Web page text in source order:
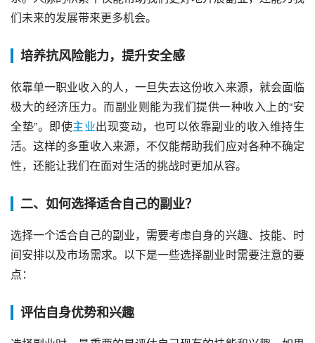
们未来的发展带来更多机会。
培养抗风险能力，提升安全感
依靠单一职业收入的人，一旦失去这份收入来源，就会面临
极大的经济压力。而副业则能为我们提供一种收入上的“安
全垫”。即使主业出现变动，也可以依靠副业的收入维持生
活。这样的多重收入来源，不仅能帮助我们应对各种不确定
性，还能让我们在面对生活的挑战时更加从容。
二、如何选择适合自己的副业？
选择一个适合自己的副业，需要考虑自身的兴趣、技能、时
间安排以及市场需求。以下是一些选择副业时需要注意的要
点：
评估自身优势和兴趣